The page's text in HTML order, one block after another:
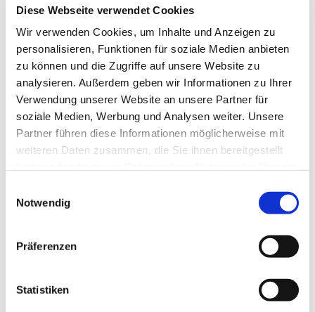
Diese Webseite verwendet Cookies
Wir verwenden Cookies, um Inhalte und Anzeigen zu
personalisieren, Funktionen für soziale Medien anbieten
zu können und die Zugriffe auf unsere Website zu
analysieren. Außerdem geben wir Informationen zu Ihrer
Verwendung unserer Website an unsere Partner für
soziale Medien, Werbung und Analysen weiter. Unsere
Partner führen diese Informationen möglicherweise mit
weiteren Daten zusammen, die Sie ihnen bereitgestellt
Notwendig
Präferenzen
Statistiken